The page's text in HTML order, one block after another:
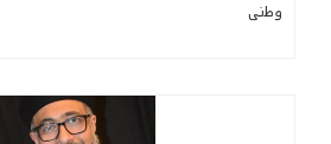
وطنى